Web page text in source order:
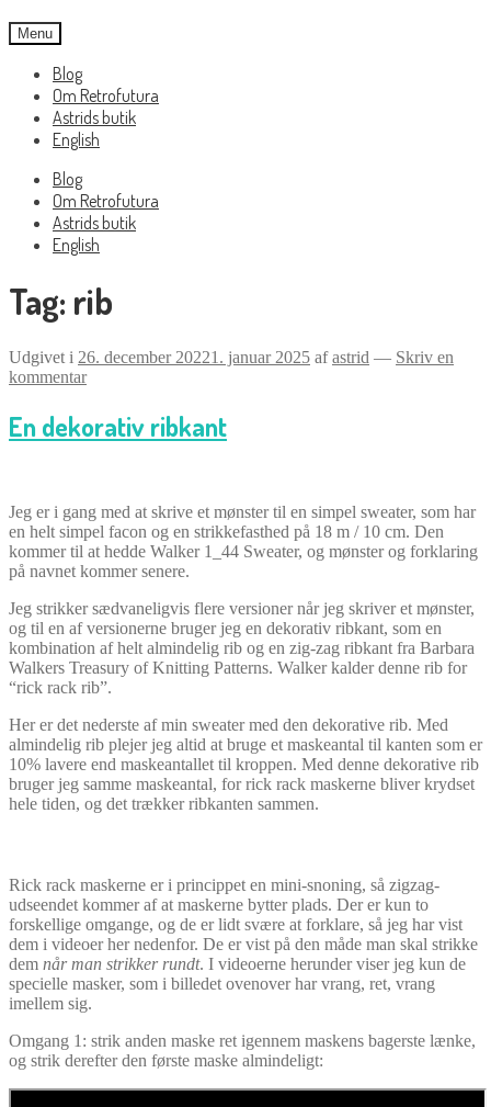
Menu
Blog
Om Retrofutura
Astrids butik
English
Blog
Om Retrofutura
Astrids butik
English
Tag: rib
Udgivet i 26. december 20221. januar 2025 afastrid — Skriv en
kommentar
En dekorativ ribkant
Jeg er i gang med at skrive et mønster til en simpel sweater, som har
en helt simpel facon og en strikkefasthed på 18 m / 10 cm. Den
kommer til at hedde Walker 1_44 Sweater, og mønster og forklaring
på navnet kommer senere.
Jeg strikker sædvaneligvis flere versioner når jeg skriver et mønster,
og til en af versionerne bruger jeg en dekorativ ribkant, som en
kombination af helt almindelig rib og en zig-zag ribkant fra Barbara
Walkers Treasury of Knitting Patterns. Walker kalder denne rib for
“rick rack rib”.
Her er det nederste af min sweater med den dekorative rib. Med
almindelig rib plejer jeg altid at bruge et maskeantal til kanten som er
10% lavere end maskeantallet til kroppen. Med denne dekorative rib
bruger jeg samme maskeantal, for rick rack maskerne bliver krydset
hele tiden, og det trækker ribkanten sammen.
Rick rack maskerne er i princippet en mini-snoning, så zigzag-
udseendet kommer af at maskerne bytter plads. Der er kun to
forskellige omgange, og de er lidt svære at forklare, så jeg har vist
dem i videoer her nedenfor. De er vist på den måde man skal strikke
dem når man strikker rundt. I videoerne herunder viser jeg kun de
specielle masker, som i billedet ovenover har vrang, ret, vrang
imellem sig.
Omgang 1: strik anden maske ret igennem maskens bagerste lænke,
og strik derefter den første maske almindeligt: